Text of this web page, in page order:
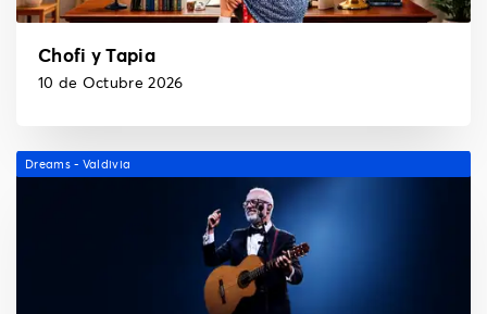
Chofi y Tapia
10 de Octubre 2026
Dreams - Valdivia